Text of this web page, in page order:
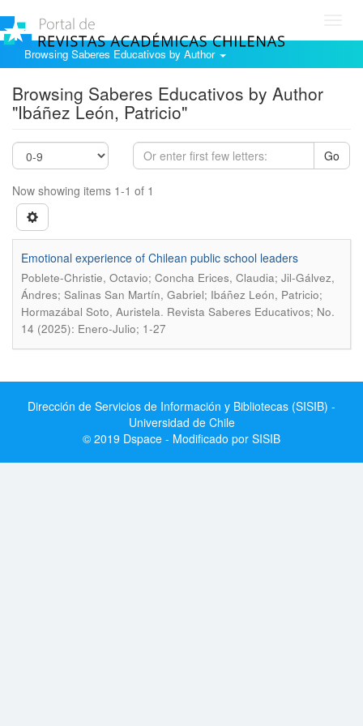
Browsing Saberes Educativos by Author
Browsing Saberes Educativos by Author
"Ibáñez León, Patricio"
Go
Now showing items 1-1 of 1
Emotional experience of Chilean public school leaders
Poblete-Christie, Octavio; Concha Erices, Claudia; Jil-Gálvez,
Ándres; Salinas San Martín, Gabriel; Ibáñez León, Patricio;
Hormazábal Soto, Auristela. Revista Saberes Educativos; No.
14 (2025): Enero-Julio; 1-27
Dirección de Servicios de Información y Bibliotecas (SISIB) -
Universidad de Chile
© 2019 Dspace - Modificado por SISIB